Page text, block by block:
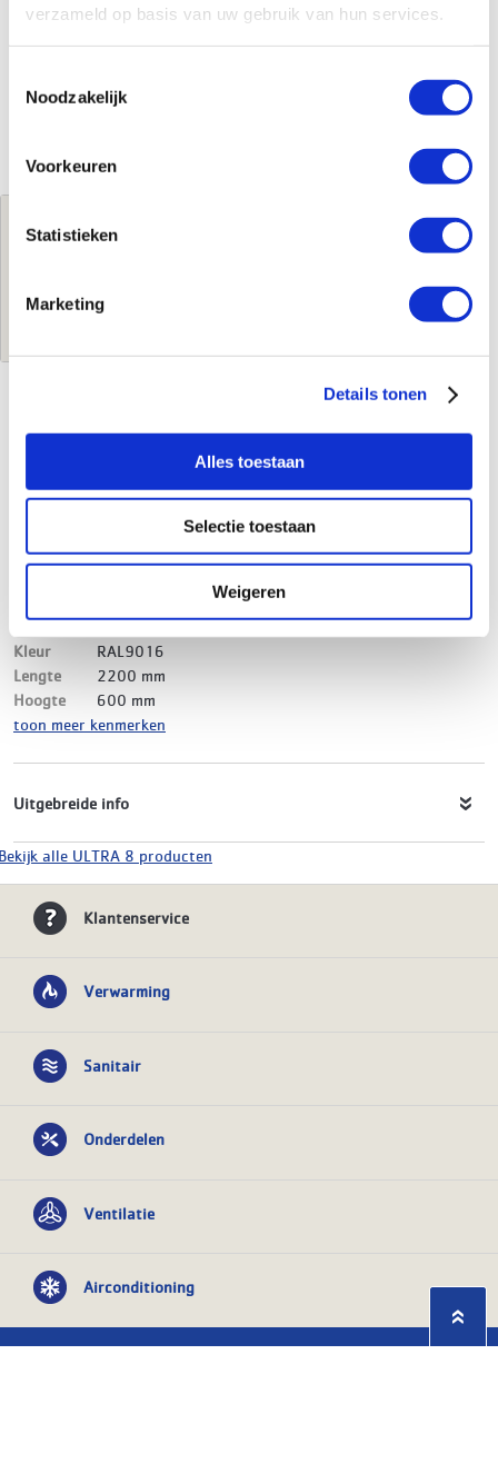
verzameld op basis van uw gebruik van hun services.
Noodzakelijk
Voorkeuren
Statistieken
Marketing
Details tonen
Alles toestaan
Selectie toestaan
Weigeren
Jouw brutoprijs
Log in voor jouw prijs
Kenmerken
EAN-Code
8719999022376
Paneelradiator
Serie
ULTRA 8 Vlak
Materiaal
Staal
Kleur
RAL9016
Lengte
2200 mm
Hoogte
600 mm
toon meer kenmerken
Uitgebreide info
alle ULTRA 8 producten
Klantenservice
Verwarming
Sanitair
Onderdelen
Ventilatie
Airconditioning